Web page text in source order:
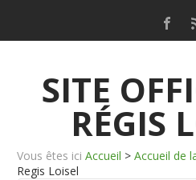
SITE
RÉGIS
Vous êtes ici Accueil > Accueil de
Regis Loisel